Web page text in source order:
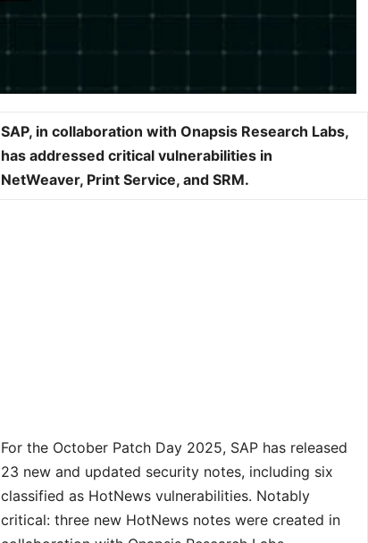
SAP, in collaboration with Onapsis Research Labs,
has addressed critical vulnerabilities in
NetWeaver, Print Service, and SRM.
For the October Patch Day 2025, SAP has released
23 new and updated security notes, including six
classified as HotNews vulnerabilities. Notably
critical: three new HotNews notes were created in